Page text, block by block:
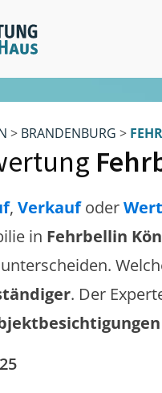
> BRANDENBURG >
, Verkaufoder
in Fehrbellin
unterscheiden.
. Der